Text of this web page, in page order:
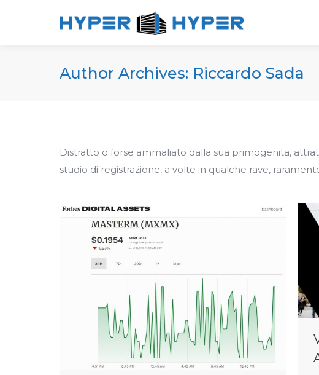
Author Archives: Riccardo Sada
Distratto o forse ammaliato dalla sua primogenita,
studio di registrazione, a volte in qualche rave,